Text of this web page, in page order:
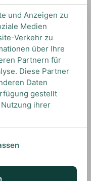
Mexiko
zu genießen,
zu
und Anzeigen zu
Medien
Verkehr zu
über Ihre
Partnern für
Diese Partner
Daten
gestellt
ihrer